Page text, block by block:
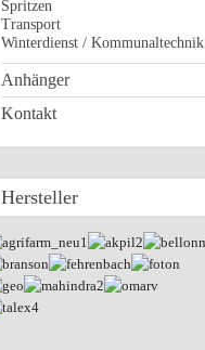
Spritzen
Transport
Winterdienst / Kommunaltechnik
Anhänger
Kontakt
Hersteller